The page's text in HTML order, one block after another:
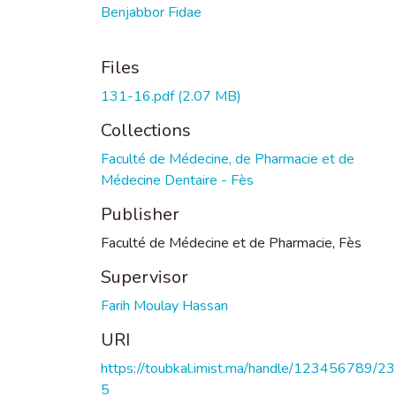
Benjabbor Fidae
Files
131-16.pdf(2.07 MB)
Collections
Faculté de Médecine, de Pharmacie et de
Médecine Dentaire - Fès
Publisher
Faculté de Médecine et de Pharmacie, Fès
Supervisor
Farih Moulay Hassan
URI
https://toubkal.imist.ma/handle/123456789/
5